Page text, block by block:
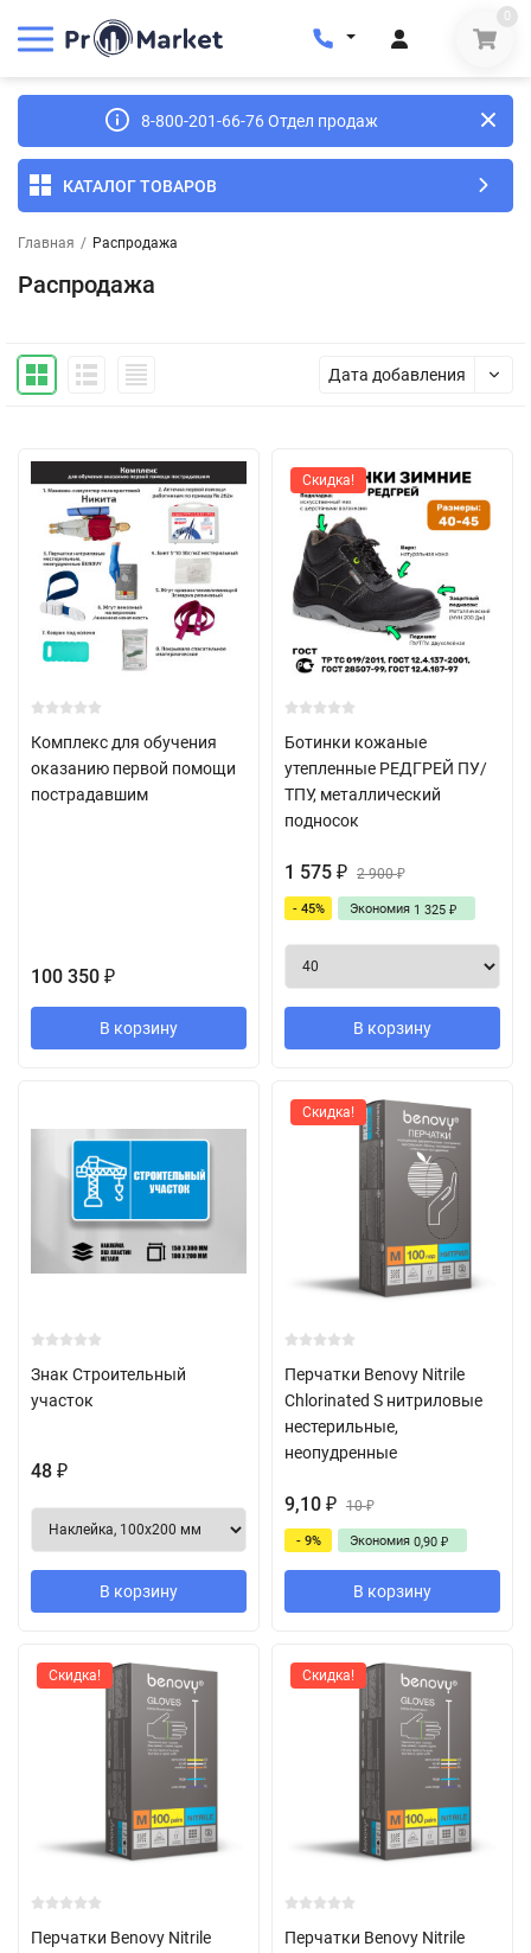
0
8-800-201-66-76 Отдел продаж
КАТАЛОГ ТОВАРОВ
Главная / Распродажа
Распродажа
Дата добавления
Комплекс для обучения
оказанию первой помощи
пострадавшим
100 350 ₽
В корзину
Скидка!
Ботинки кожаные
утепленные РЕДГРЕЙ ПУ/
ТПУ, металлический
подносок
1 575 ₽ 2 900₽
- 45% Экономия 1 325 ₽
В корзину
Знак Строительный
участок
48 ₽
В корзину
Скидка!
Перчатки Benovy Nitrile
Chlorinated S нитриловые
нестерильные,
неопудренные
9,10 ₽ 10₽
- 9% Экономия 0,90 ₽
В корзину
Скидка!
Перчатки Benovy Nitrile
Скидка!
Перчатки Benovy Nitrile